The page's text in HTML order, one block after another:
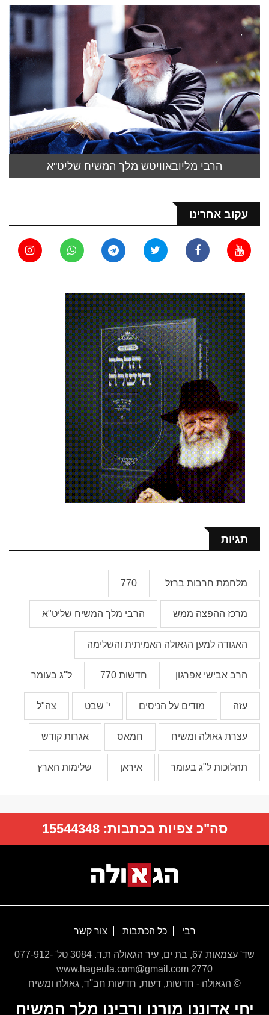
הרבי מליובאוויטש מלך המשיח שליט"א
עקוב אחרינו
תגיות
מלחמת חרבות ברזל 770
מרכז ההפצה ממש הרבי מלך המשיח שליט"א
האגודה למען הגאולה האמיתית והשלימה
הרב אבישי אפרגון חדשות 770 ל"ג בעומר
עזה מודים על הניסים י' שבט צה"ל
עצרת גאולה ומשיח חמאס אגרות קודש
תהלוכות ל"ג בעומר איראן שלימות הארץ
סה"כ צפיות בכתבות:15544348
רבי כל הכתבות צור קשר
שד' עצמאות 67, בת ים, עיר הגאולה ת.ד. 3084 טל' 077-912-
2770 www.hageula.com@gmail.com
© הגאולה - חדשות, דעות, חדשות חב''ד, גאולה ומשיח
יחי אדוננו מורנו ורבינו מלך המשיח